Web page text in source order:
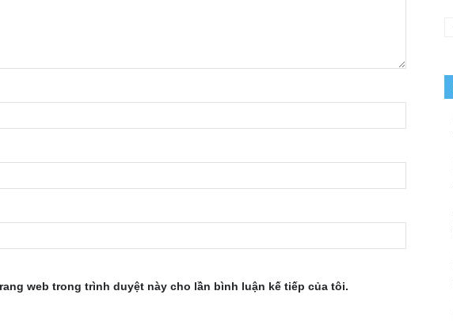
web trong trình duyệt này cho lần bình luận kế tiếp của tôi.